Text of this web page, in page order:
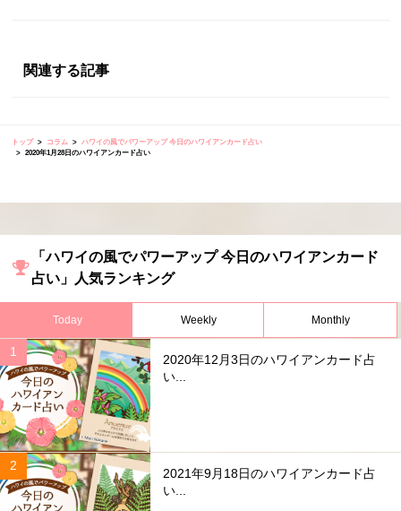
関連する記事
トップ コラム
ハワイの風でパワーアップ 今日のハワイアンカード占い
2020年1月28日のハワイアンカード占い
「ハワイの風でパワーアップ 今日のハワイアンカード
占い」人気ランキング
Today Weekly Monthly
2020年12月3日のハワイアンカード占
い...
2021年9月18日のハワイアンカード占
い...